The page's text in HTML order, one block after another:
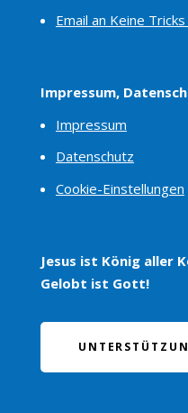
Email an Keine
Impressum,
Impressum
Datenschutz
Cookie-Einstellungen
Jesus ist König aller
Gelobt ist Gott!